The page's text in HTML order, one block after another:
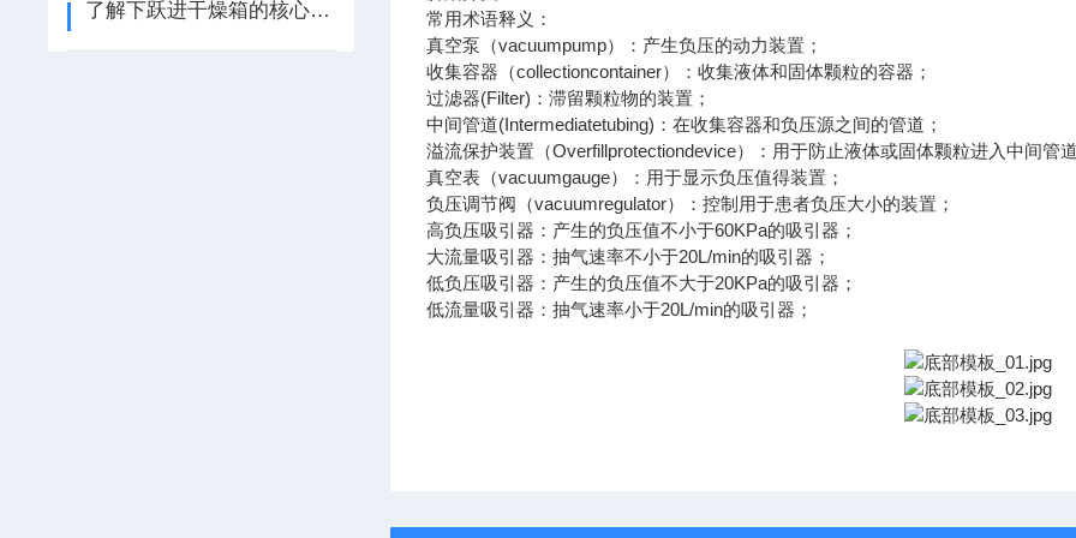
了解下跃进干燥箱的核心功能
常用术语释义：
真空泵（vacuumpump）：产生负压的动力装置；
收集容器（collectioncontainer）：收集液体和固体颗粒的容器；
过滤器(Filter)：滞留颗粒物的装置；
中间管道(Intermediatetubing)：在收集容器和负压源之间的管道；
溢流保护装置（Overfillprotectiondevice）：用于防止液体或固体颗粒进入中间管
真空表（vacuumgauge）：用于显示负压值得装置；
负压调节阀（vacuumregulator）：控制用于患者负压大小的装置；
高负压吸引器：产生的负压值不小于60KPa的吸引器；
大流量吸引器：抽气速率不小于20L/min的吸引器；
低负压吸引器：产生的负压值不大于20KPa的吸引器；
低流量吸引器：抽气速率小于20L/min的吸引器；